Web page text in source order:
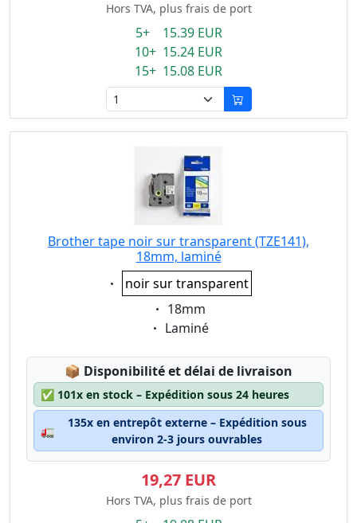
Hors TVA, plus frais de port
5+ 15.39 EUR
10+ 15.24 EUR
15+ 15.08 EUR
Brother tape noir sur transparent (TZE141),
18mm, laminé
Eigenschaft:
noir sur transparent
Eigenschaft:
18mm
Eigenschaft:
Laminé
📦 Lagerstatus:
Disponibilité et délai de livraison
✅ 101x en stock – Expédition sous 24 heures
🚛
135x en entrepôt externe – Expédition sous
environ 2-3 jours ouvrables
19,27 EUR
Hors TVA, plus frais de port